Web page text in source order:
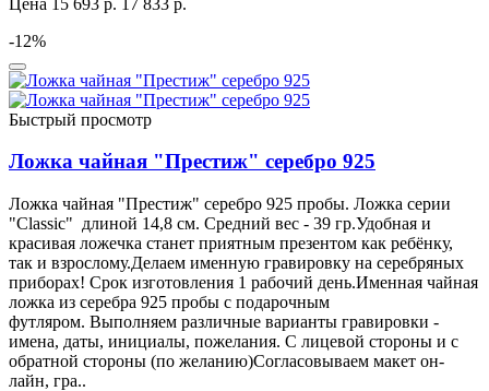
-12%
Быстрый просмотр
Ложка чайная "Престиж" серебро 925
Ложка чайная "Престиж" серебро 925 пробы. Ложка серии
"Classic" длиной 14,8 см. Средний вес - 39 гр.Удобная и
красивая ложечка станет приятным презентом как ребёнку,
так и взрослому.Делаем именную гравировку на серебряных
приборах! Срок изготовления 1 рабочий день.Именная чайная
ложка из серебра 925 пробы с подарочным
футляром. Выполняем различные варианты гравировки -
имена, даты, инициалы, пожелания. С лицевой стороны и с
обратной стороны (по желанию)Согласовываем макет он-
лайн, гра..